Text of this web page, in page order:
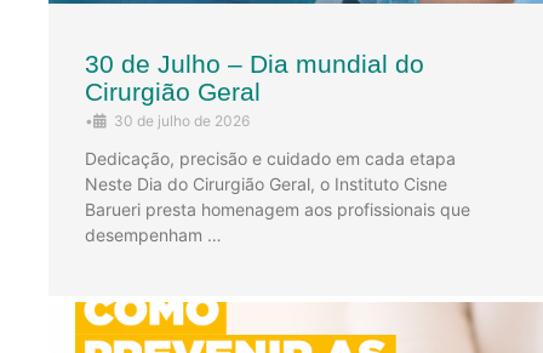
30 de Julho – Dia mundial do
Cirurgião Geral
• 30 de julho de 2026
Dedicação, precisão e cuidado em cada etapa
Neste Dia do Cirurgião Geral, o Instituto Cisne
Barueri presta homenagem aos profissionais que
desempenham …